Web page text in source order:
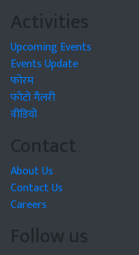
Activities
Upcoming Events
Events Update
फोरम
फोटो गैलरी
वीडियो
Contact
About Us
Contact Us
Careers
Follow us